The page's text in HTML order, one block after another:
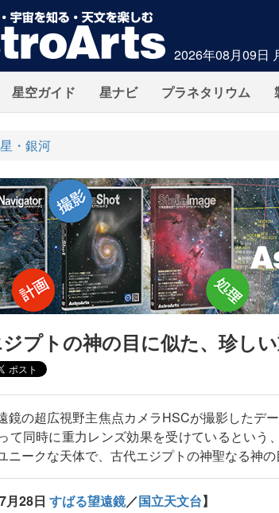
2026年08月09日
星空ガイド 星ナビ プラネタリウム
・銀河
プトの神の目に似た、珍し
鏡の超広視野主焦点カメラHSCが撮影したデ
て同時に重力レンズ効果を受けているという
ニークな天体で、古代エジプトの神聖なる神
月28日 すばる望遠鏡／国立天文台】